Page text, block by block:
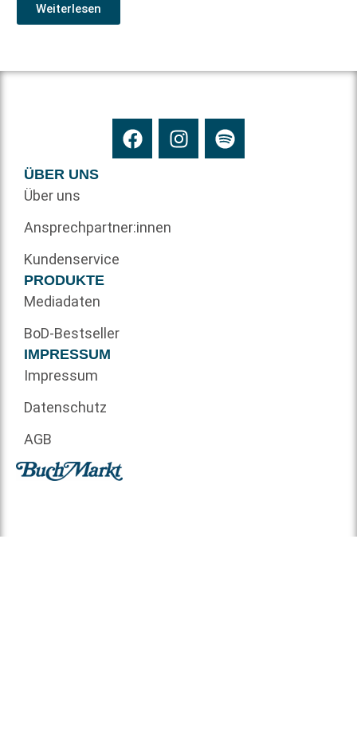
Weiterlesen
ÜBER UNS
Über uns
Ansprechpartner:innen
Kundenservice
PRODUKTE
Mediadaten
BoD-Bestseller
IMPRESSUM
Impressum
Datenschutz
AGB